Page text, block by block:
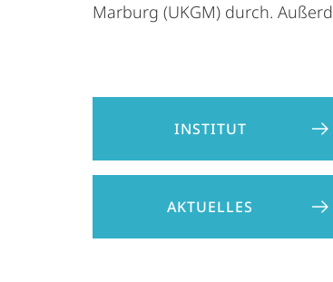
Marburg (UKGM) durch.
INSTITUT
AKTUELLES